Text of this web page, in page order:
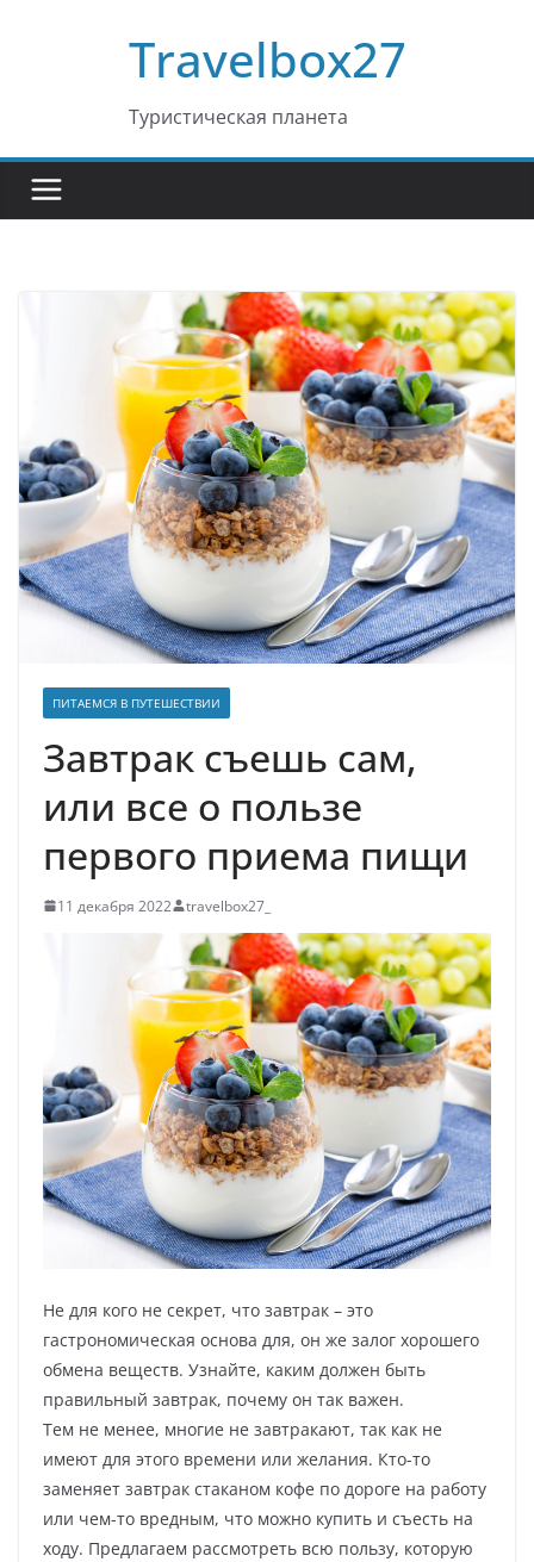
Travelbox27
Туристическая планета
ПИТАЕМСЯ В ПУТЕШЕСТВИИ
Завтрак съешь сам,
или все о пользе
первого приема пищи
11 декабря 2022 travelbox27_
Не для кого не секрет, что завтрак – это
гастрономическая основа для, он же залог хорошего
обмена веществ. Узнайте, каким должен быть
правильный завтрак, почему он так важен.
Тем не менее, многие не завтракают, так как не
имеют для этого времени или желания. Кто-то
заменяет завтрак стаканом кофе по дороге на работу
или чем-то вредным, что можно купить и съесть на
ходу. Предлагаем рассмотреть всю пользу, которую